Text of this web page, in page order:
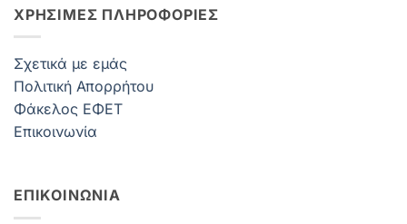
ΧΡΗΣΙΜΕΣ ΠΛΗΡΟΦΟΡΙΕΣ
Σχετικά με εμάς
Πολιτική Απορρήτου
Φάκελος ΕΦΕΤ
Επικοινωνία
ΕΠΙΚΟΙΝΩΝΙΑ